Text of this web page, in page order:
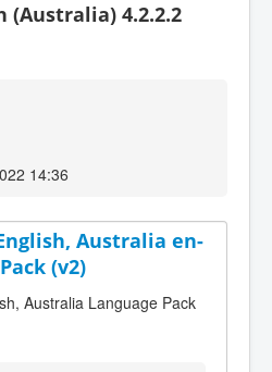
(Australia) 4.2.2.2
14:36
Australia en-
(v2)
Australia Language Pack